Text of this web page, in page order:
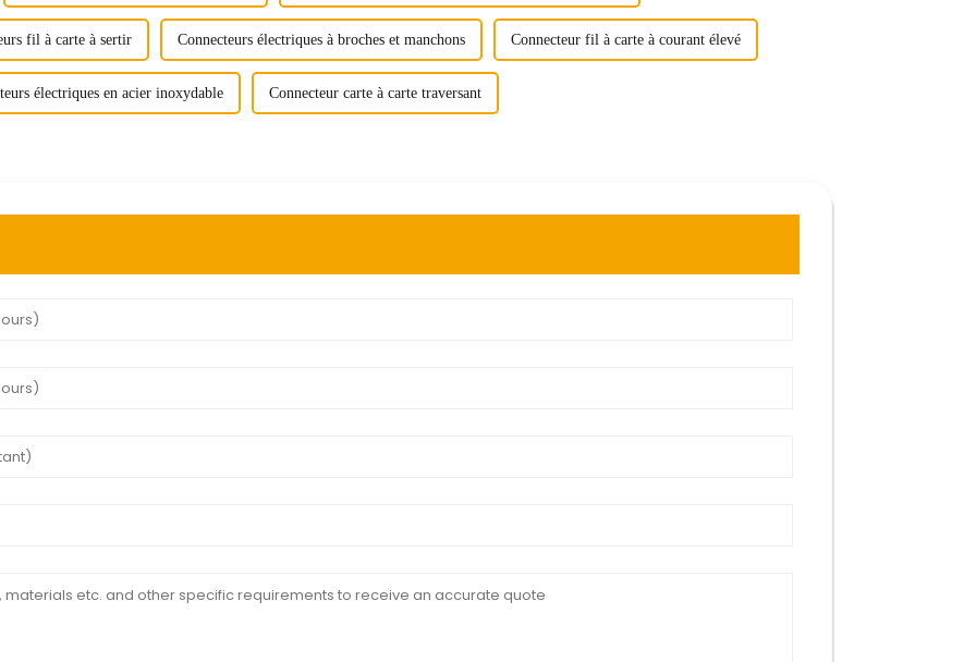
fil à carte à sertir Connecteurs électriques à broches et manchons Connecteur fil à carte à courant élevé
électriques en acier inoxydable Connecteur carte à carte traversant